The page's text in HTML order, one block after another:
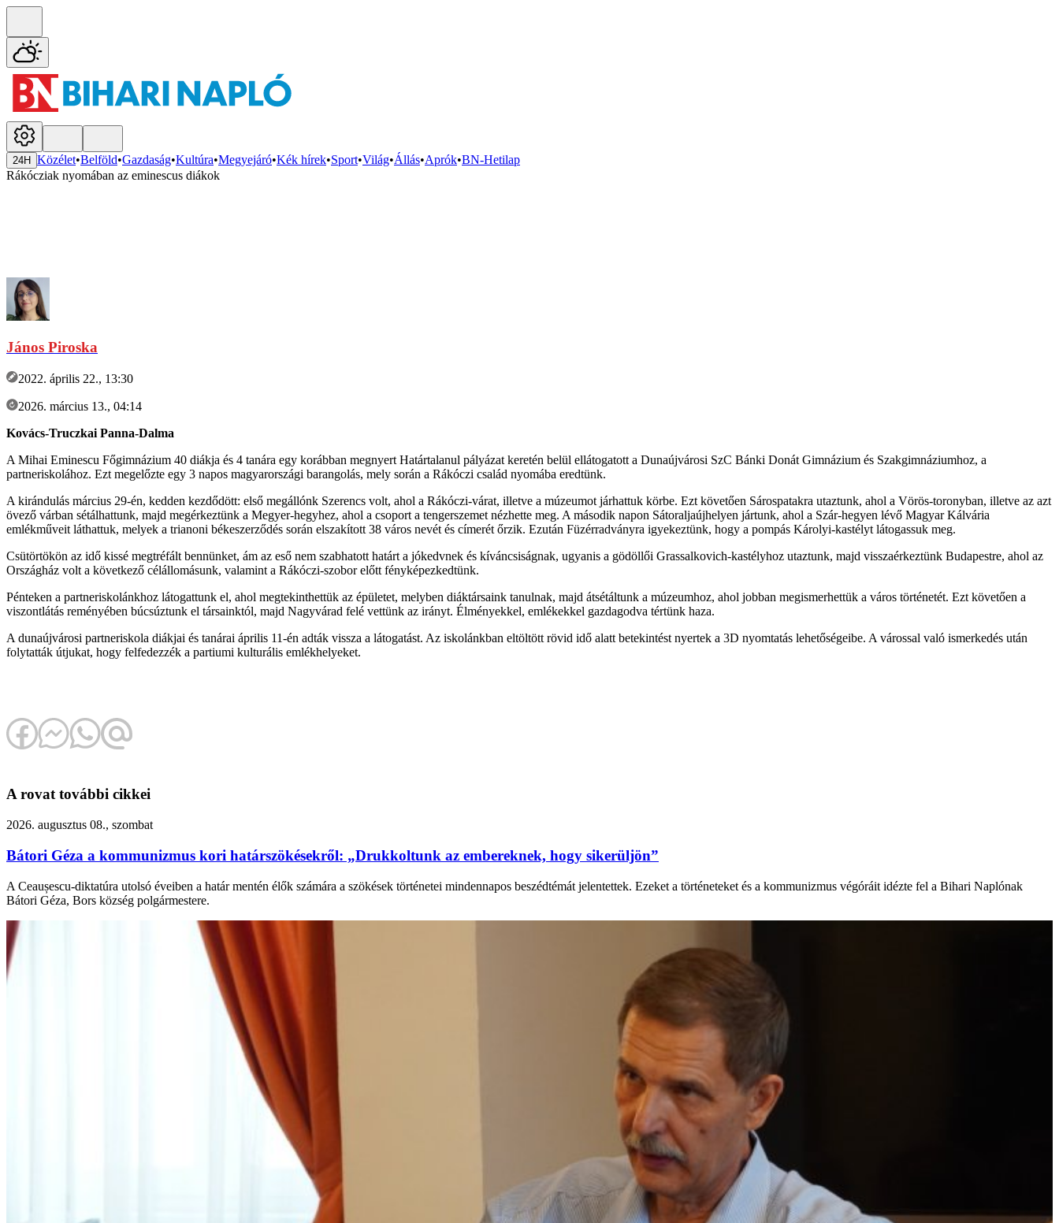
24H Közélet•Belföld•Gazdaság•Kultúra•Megyejáró•Kék hírek•Sport•Világ•Állás•Aprók•BN-Hetilap
Rákócziak nyomában az eminescus diákok
János Piroska
2022. április 22., 13:30
2026. március 13., 04:14
Kovács-Truczkai Panna-Dalma
A Mihai Eminescu Főgimnázium 40 diákja és 4 tanára egy korábban megnyert Határtalanul pályázat keretén belül ellátogatott a Dunaújvárosi SzC Bánki Donát Gimnázium és Szakgimnáziumhoz, a
partneriskolához. Ezt megelőzte egy 3 napos magyarországi barangolás, mely során a Rákóczi család nyomába eredtünk.
A kirándulás március 29-én, kedden kezdődött: első megállónk Szerencs volt, ahol a Rákóczi-várat, illetve a múzeumot járhattuk körbe. Ezt követően Sárospatakra utaztunk, ahol a Vörös-toronyban, illetve az azt
övező várban sétálhattunk, majd megérkeztünk a Megyer-hegyhez, ahol a csoport a tengerszemet nézhette meg. A második napon Sátoraljaújhelyen jártunk, ahol a Szár-hegyen lévő Magyar Kálvária
emlékműveit láthattuk, melyek a trianoni békeszerződés során elszakított 38 város nevét és címerét őrzik. Ezután Füzérradványra igyekeztünk, hogy a pompás Károlyi-kastélyt látogassuk meg.
Csütörtökön az idő kissé megtréfált bennünket, ám az eső nem szabhatott határt a jókedvnek és kíváncsiságnak, ugyanis a gödöllői Grassalkovich-kastélyhoz utaztunk, majd visszaérkeztünk Budapestre, ahol az
Országház volt a következő célállomásunk, valamint a Rákóczi-szobor előtt fényképezkedtünk.
Pénteken a partneriskolánkhoz látogattunk el, ahol megtekinthettük az épületet, melyben diáktársaink tanulnak, majd átsétáltunk a múzeumhoz, ahol jobban megismerhettük a város történetét. Ezt követően a
viszontlátás reményében búcsúztunk el társainktól, majd Nagyvárad felé vettünk az irányt. Élményekkel, emlékekkel gazdagodva tértünk haza.
A dunaújvárosi partneriskola diákjai és tanárai április 11-én adták vissza a látogatást. Az iskolánkban eltöltött rövid idő alatt betekintést nyertek a 3D nyomtatás lehetőségeibe. A várossal való ismerkedés után
folytatták útjukat, hogy felfedezzék a partiumi kulturális emlékhelyeket.
A rovat további cikkei
2026. augusztus 08., szombat
Bátori Géza a kommunizmus kori határszökésekről: „Drukkoltunk az embereknek, hogy sikerüljön”
A Ceaușescu-diktatúra utolsó éveiben a határ mentén élők számára a szökések történetei mindennapos beszédtémát jelentettek. Ezeket a történeteket és a kommunizmus végóráit idézte fel a Bihari Naplónak
Bátori Géza, Bors község polgármestere.